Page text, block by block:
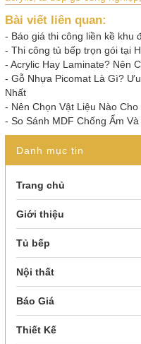
Bài viết liên quan:
- Báo giá thi công liền kề khu
- Thi công tủ bếp trọn gói tại
- Acrylic Hay Laminate? Nên
- Gỗ Nhựa Picomat Là Gì?
Nhất
- Nên Chọn Vật Liệu Nào
- So Sánh MDF Chống Ẩm
Danh mục tin
Trang chủ
Giới thiệu
Tủ bếp
Nội thất
Báo Giá
Thiết Kế